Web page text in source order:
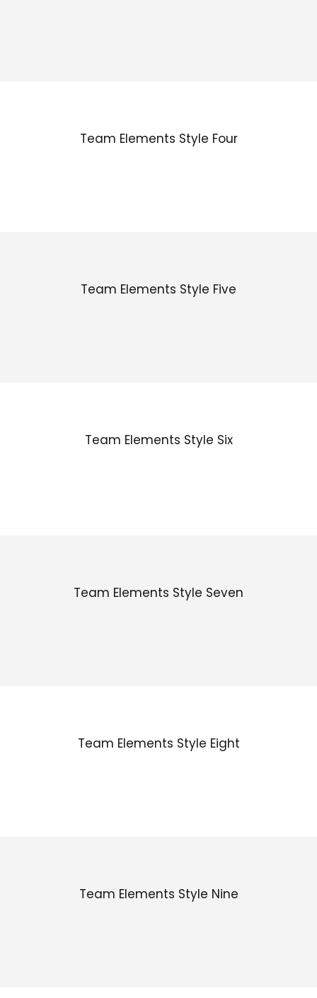
Team Elements Style Four
Team Elements Style Five
Team Elements Style Six
Team Elements Style Seven
Team Elements Style Eight
Team Elements Style Nine